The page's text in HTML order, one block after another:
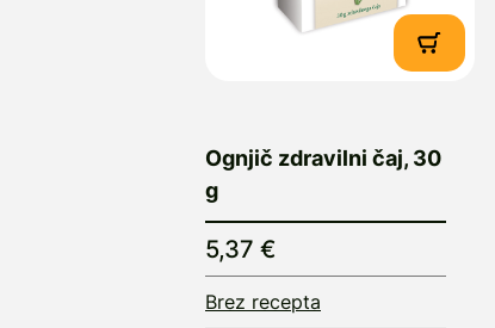
Ognjič zdravilni čaj, 30
g
5,37 €
Brez recepta